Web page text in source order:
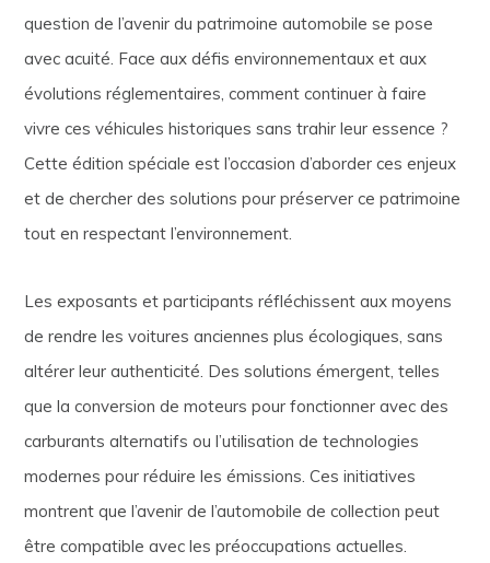
question de l’avenir du patrimoine automobile se pose
avec acuité. Face aux défis environnementaux et aux
évolutions réglementaires, comment continuer à faire
vivre ces véhicules historiques sans trahir leur essence ?
Cette édition spéciale est l’occasion d’aborder ces enjeux
et de chercher des solutions pour préserver ce patrimoine
tout en respectant l’environnement.
Les exposants et participants réfléchissent aux moyens
de rendre les voitures anciennes plus écologiques, sans
altérer leur authenticité. Des solutions émergent, telles
que la conversion de moteurs pour fonctionner avec des
carburants alternatifs ou l’utilisation de technologies
modernes pour réduire les émissions. Ces initiatives
montrent que l’avenir de l’automobile de collection peut
être compatible avec les préoccupations actuelles.